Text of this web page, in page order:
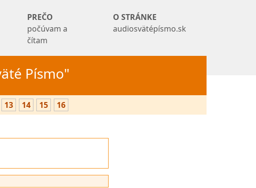
PREČO
počúvam a
čítam
O STRÁNKE
audiosvätépísmo.sk
Písmo"
13 14 15 16